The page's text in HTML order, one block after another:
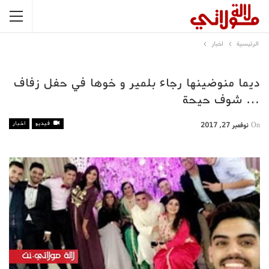
الرئيسية اخبار
ديما منوضينها رجاء بلمير و خوها في حفل زفاف
… شوف حيحة
فيديو اخبار On نوفمبر 27, 2017